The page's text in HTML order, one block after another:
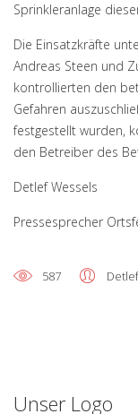
Sprinkleranlage
Die Einsatzkräfte
Andreas Steen und
kontrollierten den
Gefahren
festgestellt wurden,
den Betreiber des
Detlef Wessels
Pressesprecher
587
Unser Logo